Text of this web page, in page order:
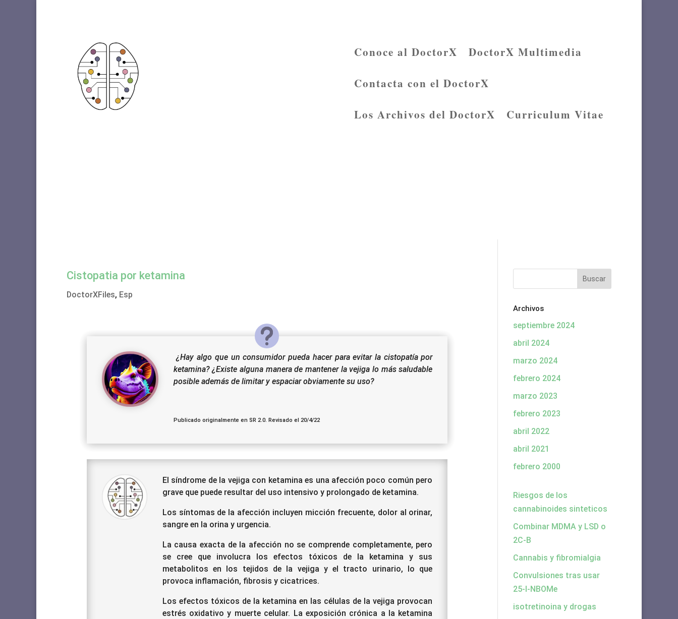
Conoce al DoctorX DoctorX Multimedia
Contacta con el DoctorX
Los Archivos del DoctorX Curriculum Vitae
Cistopatia por ketamina
DoctorXFiles, Esp
¿Hay algo que un consumidor pueda hacer para evitar la cistopatía por
ketamina?¿Existe alguna manera de mantener la vejiga lo más saludable
posible además de limitar y espaciar obviamente su uso?
Publicado originalmente en SR 2.0. Revisado el 20/4/22
El síndrome de la vejiga con ketamina es una afección poco común pero
grave que puede resultar del uso intensivo y prolongado de ketamina.
Los síntomas de la afección incluyen micción frecuente, dolor al orinar,
sangre en la orina y urgencia.
La causa exacta de la afección no se comprende completamente, pero
se cree que involucra los efectos tóxicos de la ketamina y sus
metabolitos en los tejidos de la vejiga y el tracto urinario, lo que
provoca inflamación, fibrosis y cicatrices.
Los efectos tóxicos de la ketamina en las células de la vejiga provocan
estrés oxidativo y muerte celular. La exposición crónica a la ketamina
Archivos
septiembre 2024
abril 2024
marzo 2024
febrero 2024
marzo 2023
febrero 2023
abril 2022
abril 2021
febrero 2000
Riesgos de los
cannabinoides sinteticos
Combinar MDMA y LSD o
2C-B
Cannabis y fibromialgia
Convulsiones tras usar
25-I-NBOMe
isotretinoina y drogas